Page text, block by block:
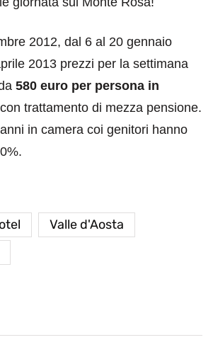
2012, dal 6 al 20 gennaio
2013 prezzi per la settimana
580 euro per persona in
con trattamento di mezza pensione.
in camera coi genitori hanno
Valle d'Aosta